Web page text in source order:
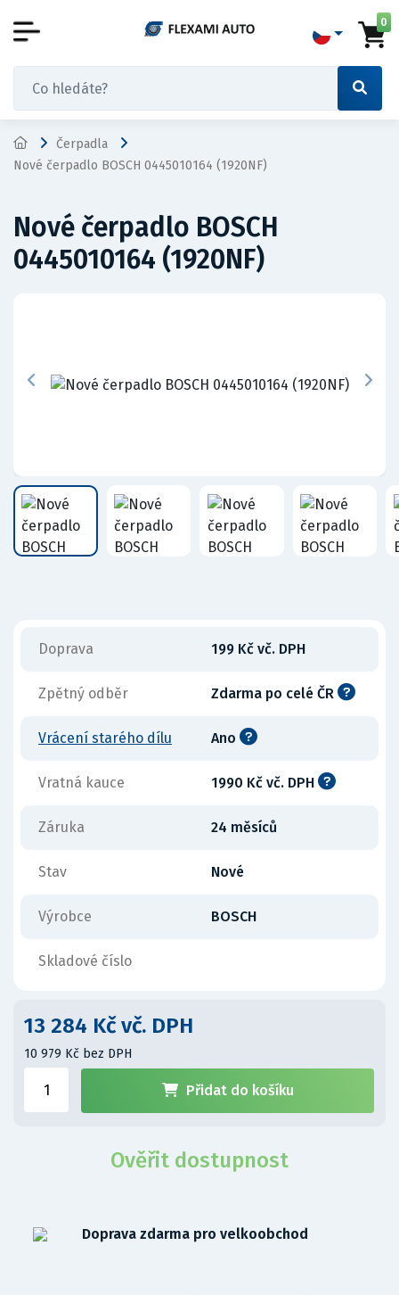
0
Čerpadla
Nové čerpadlo BOSCH 0445010164 (1920NF)
Nové čerpadlo BOSCH
0445010164 (1920NF)
Doprava 199 Kč vč. DPH
Zpětný odběr Zdarma po celé ČR
Vrácení starého dílu Ano
Vratná kauce 1990 Kč vč. DPH
Záruka 24 měsíců
Stav Nové
Výrobce BOSCH
Skladové číslo
13 284 Kč vč. DPH
10 979 Kč bez DPH
Přidat do košíku
Ověřit dostupnost
Doprava zdarma pro velkoobchod